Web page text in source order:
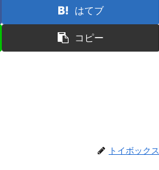
はてブ
コピー
トイボックス